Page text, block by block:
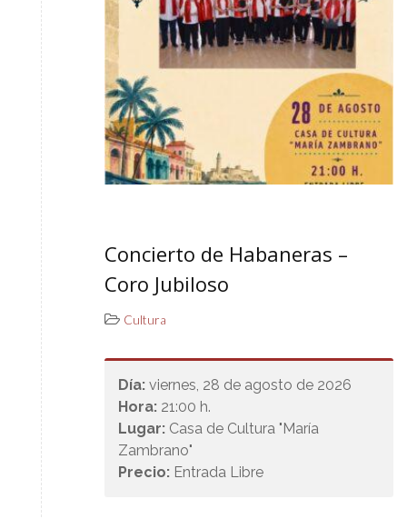
Concierto de Habaneras –
Coro Jubiloso
Cultura
Día: viernes, 28 de agosto de 2026
Hora: 21:00 h.
Lugar: Casa de Cultura "María
Zambrano"
Precio: Entrada Libre